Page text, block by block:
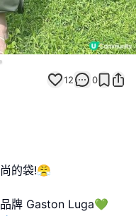
12 0
的袋!😤
牌 Gaston Luga💚